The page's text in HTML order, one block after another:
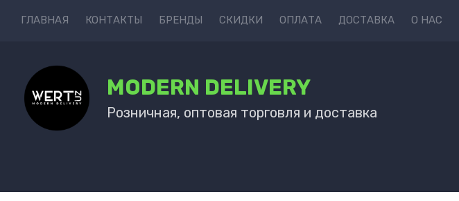
ГЛАВНАЯ КОНТАКТЫ БРЕНДЫ СКИДКИ ОПЛАТА ДОСТАВКА О НАС
MODERN DELIVERY
Розничная, оптовая торговля и доставка